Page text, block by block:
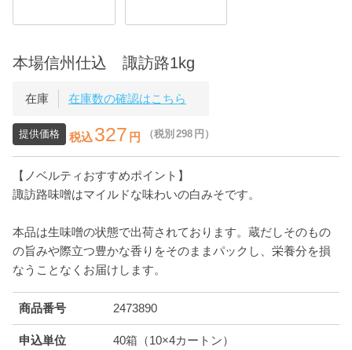
本場信州仕込 諏訪路1kg
在庫 在庫数の確認はこちら
提供価格 税込327 円 （税別 298 円）
【ノベルティおすすめポイント】
諏訪路味噌はマイルドな味わいの白みそです。
本品は生味噌の状態で出荷されております。蔵だしそのもの
の旨みや際立つ豊かな香りをそのままパックし、栄養分を損
なうことなくお届けします。
商品番号 2473890
申込単位 40箱（10×4カートン）